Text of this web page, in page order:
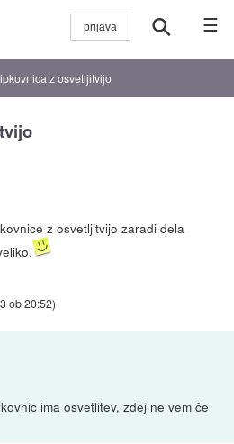
☰
z osvetljitvijo
z osvetljitvijo zaradi dela
ob 20:52)
ima osvetlitev, zdej ne vem če